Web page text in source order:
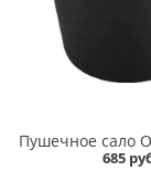
685